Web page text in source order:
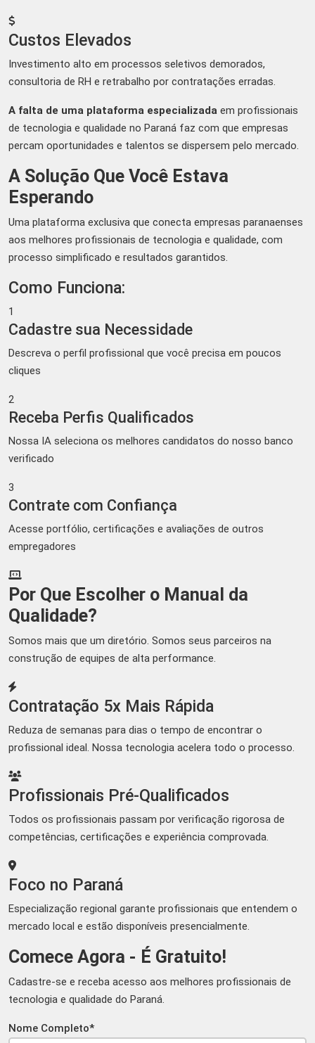
Custos Elevados
Investimento alto em processos seletivos demorados,
consultoria de RH e retrabalho por contratações erradas.
A falta de uma plataforma especializada em profissionais
de tecnologia e qualidade no Paraná faz com que empresas
percam oportunidades e talentos se dispersem pelo mercado.
A Solução Que Você Estava
Esperando
Uma plataforma exclusiva que conecta empresas paranaenses
aos melhores profissionais de tecnologia e qualidade, com
processo simplificado e resultados garantidos.
Como Funciona:
1
Cadastre sua Necessidade
Descreva o perfil profissional que você precisa em poucos
cliques
2
Receba Perfis Qualificados
Nossa IA seleciona os melhores candidatos do nosso banco
verificado
3
Contrate com Confiança
Acesse portfólio, certificações e avaliações de outros
empregadores
Por Que Escolher o Manual da
Qualidade?
Somos mais que um diretório. Somos seus parceiros na
construção de equipes de alta performance.
Contratação 5x Mais Rápida
Reduza de semanas para dias o tempo de encontrar o
profissional ideal. Nossa tecnologia acelera todo o processo.
Profissionais Pré-Qualificados
Todos os profissionais passam por verificação rigorosa de
competências, certificações e experiência comprovada.
Foco no Paraná
Especialização regional garante profissionais que entendem o
mercado local e estão disponíveis presencialmente.
Comece Agora - É Gratuito!
Cadastre-se e receba acesso aos melhores profissionais de
tecnologia e qualidade do Paraná.
Nome Completo*